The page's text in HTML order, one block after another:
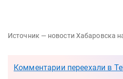
Источник — новости Хабаровска
Комментарии переехали в